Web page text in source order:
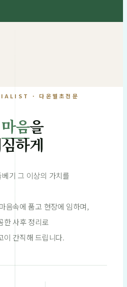
· 다온벌초전문
마음을
하게
기 그 이상의 가치를
음속에 품고 현장에 임하며,
한 사후 정리로
이 간직해 드립니다.